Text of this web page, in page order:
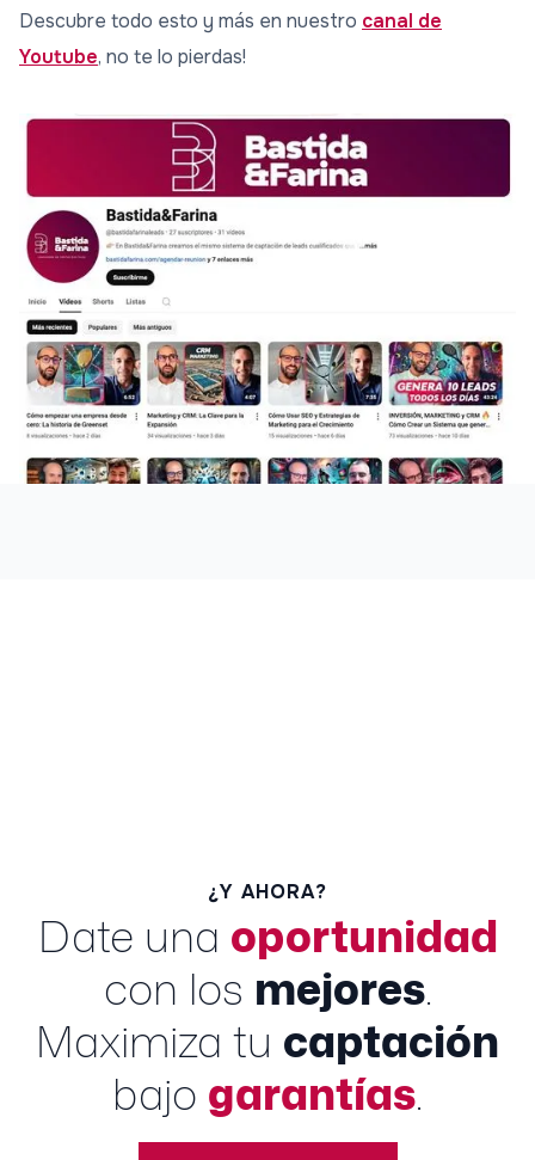
Descubre todo esto y más en nuestro canal de
Youtube, no te lo pierdas!
¿Y AHORA?
Date una oportunidad
con los mejores.
Maximiza tu captación
bajo garantías.